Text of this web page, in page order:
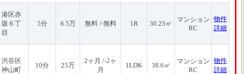
港区赤
坂６丁
目
5分 6.5万 無料 /-無料 1R 30.23㎡
マンション
RC
物件
詳細
渋谷区
神山町
10分 25万
2ヶ月 /-2ヶ
月
1LDK 38.6㎡
マンション
RC
物件
詳細